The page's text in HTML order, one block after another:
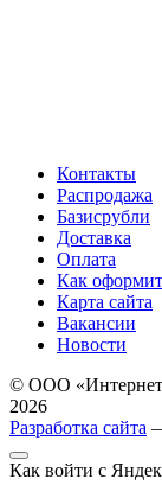
Контакты
Распродажа
Базисрубли
Доставка
Оплата
Как
Карта сайта
Вакансии
Новости
© ООО
2026
Разработка сайта
Как войти с